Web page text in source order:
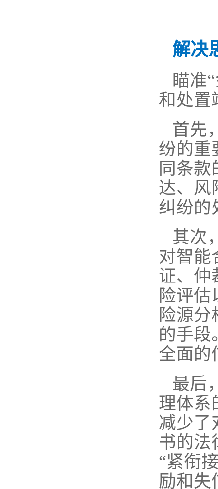
解决
瞄准
和处置
首先
纷的重
同条
达、风
纠纷的
其次
对智能
证、仲
险评
险源
的手段
全面的
最后
理体系
减少了
书的法
“紧衔
励和失